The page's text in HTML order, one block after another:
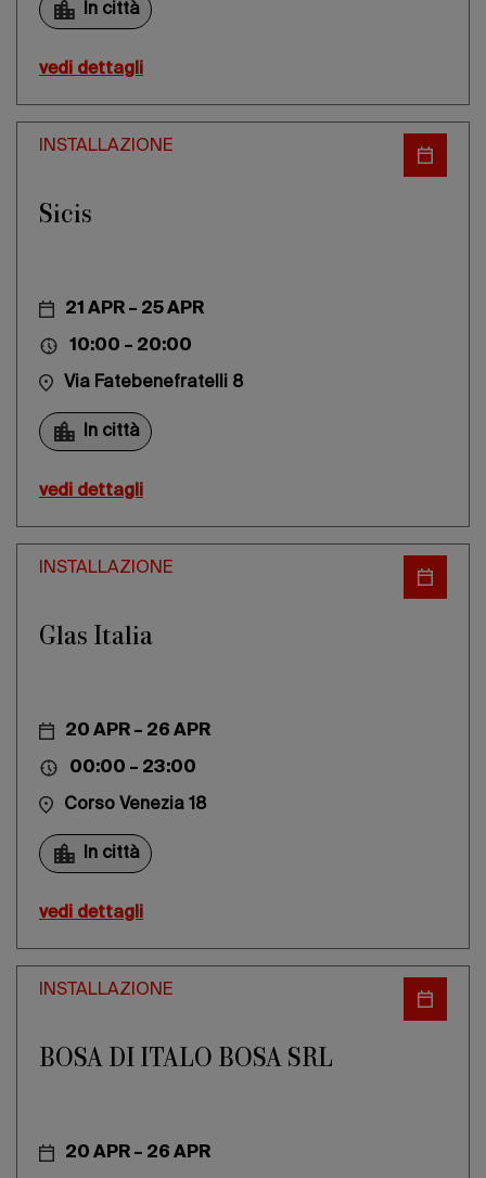
In città
vedi dettagli
INSTALLAZIONE
Sicis
21 APR – 25 APR
10:00 – 20:00
Via Fatebenefratelli 8
In città
vedi dettagli
INSTALLAZIONE
Glas Italia
20 APR – 26 APR
00:00 – 23:00
Corso Venezia 18
In città
vedi dettagli
INSTALLAZIONE
BOSA DI ITALO BOSA SRL
20 APR – 26 APR